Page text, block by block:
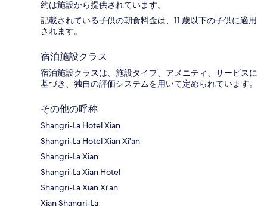
約は施設から提供されています。
記載されている子供の朝食料金は、11 歳以下の子供に適用
されます。
宿泊施設クラス
宿泊施設クラスは、施設タイプ、アメニティ、サービスに
基づき、独自の評価システムを用いて定められています。
その他の呼称
Shangri-La Hotel Xian
Shangri-La Hotel Xian Xi'an
Shangri-La Xian
Shangri-La Xian Hotel
Shangri-La Xian Xi'an
Xian Shangri-La